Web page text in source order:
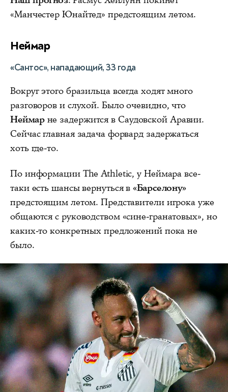
«Манчестер Юнайтед» предстоящим летом.
Неймар
«Сантос», нападающий, 33 года
Вокруг этого бразильца всегда ходят много
разговоров и слухой. Было очевидно, что
Неймарне задержится в Саудовской Аравии.
Сейчас главная задача форвард задержаться
хоть где-то.
По информации The Athletic, у Неймара все-
таки есть шансы вернуться в«Барселону»
предстоящим летом. Представители игрока уже
общаются с руководством «сине-гранатовых», но
каких-то конкретных предложений пока не
было.